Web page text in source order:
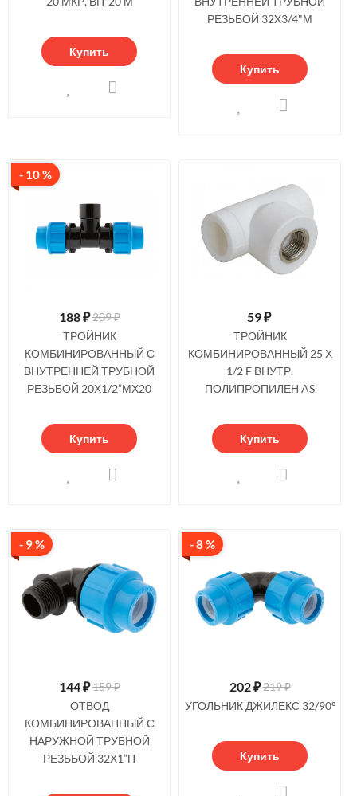
Купить
РЕЗЬБОЙ 32X3/4"М
Купить
- 10 %
188₽209 ₽
ТРОЙНИК
КОМБИНИРОВАННЫЙ С
ВНУТРЕННЕЙ ТРУБНОЙ
РЕЗЬБОЙ 20Х1/2”МХ20
Купить
59₽
ТРОЙНИК
КОМБИНИРОВАННЫЙ 25 Х
1/2 F ВНУТР.
ПОЛИПРОПИЛЕН AS
Купить
- 9 %
144₽159 ₽
ОТВОД
КОМБИНИРОВАННЫЙ С
НАРУЖНОЙ ТРУБНОЙ
РЕЗЬБОЙ 32Х1”П
- 8 %
202₽219 ₽
УГОЛЬНИК ДЖИЛЕКС 32/90º
Купить